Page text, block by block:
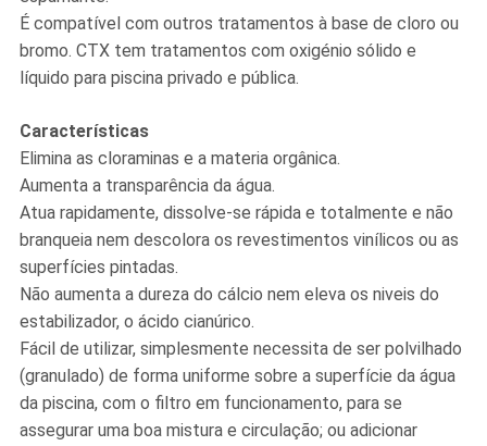
É compatível com outros tratamentos à base de cloro ou
bromo. CTX tem tratamentos com oxigénio sólido e
líquido para piscina privado e pública.
Características
Elimina as cloraminas e a materia orgânica.
Aumenta a transparência da água.
Atua rapidamente, dissolve-se rápida e totalmente e não
branqueia nem descolora os revestimentos vinílicos ou as
superfícies pintadas.
Não aumenta a dureza do cálcio nem eleva os niveis do
estabilizador, o ácido cianúrico.
Fácil de utilizar, simplesmente necessita de ser polvilhado
(granulado) de forma uniforme sobre a superfície da água
da piscina, com o filtro em funcionamento, para se
assegurar uma boa mistura e circulação; ou adicionar